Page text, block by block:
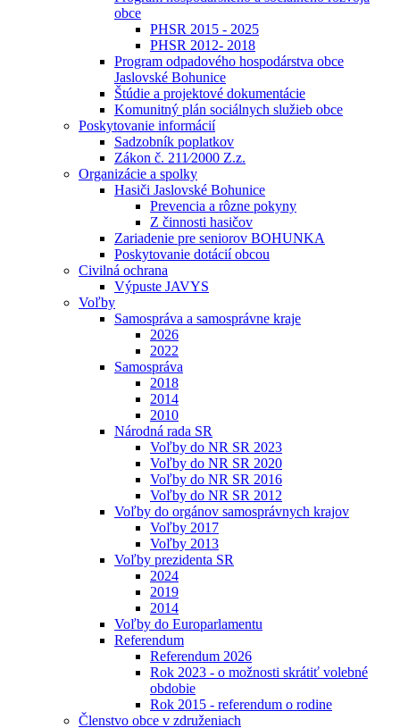
obce
PHSR 2015 - 2025
PHSR 2012- 2018
Program odpadového hospodárstva obce
Jaslovské Bohunice
Štúdie a projektové dokumentácie
Komunitný plán sociálnych služieb obce
Poskytovanie informácií
Sadzobník poplatkov
Zákon č. 211⁄2000 Z.z.
Organizácie a spolky
Hasiči Jaslovské Bohunice
Prevencia a rôzne pokyny
Z činnosti hasičov
Zariadenie pre seniorov BOHUNKA
Poskytovanie dotácií obcou
Civilná ochrana
Výpuste JAVYS
Voľby
Samospráva a samosprávne kraje
2026
2022
Samospráva
2018
2014
2010
Národná rada SR
Voľby do NR SR 2023
Voľby do NR SR 2020
Voľby do NR SR 2016
Voľby do NR SR 2012
Voľby do orgánov samosprávnych krajov
Voľby 2017
Voľby 2013
Voľby prezidenta SR
2024
2019
2014
Voľby do Europarlamentu
Referendum
Referendum 2026
Rok 2023 - o možnosti skrátiť volebné
obdobie
Rok 2015 - referendum o rodine
Členstvo obce v združeniach